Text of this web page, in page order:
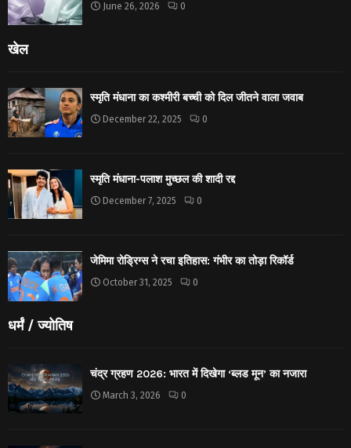
June 26, 2026 0
खेल
स्मृति मंधाना का कश्मीरी बच्ची को दिल जीतने वाला जवाब
December 22, 2025 0
स्मृति मंधाना-पलाश मुच्छल की शादी रद्द
December 7, 2025 0
जेमिमा रोड्रिग्स ने रचा इतिहास: गंभीर का तोड़ा रिकॉर्ड
October 31, 2025 0
धर्मं / ज्योतिष
चंद्र ग्रहण 2026: भारत में दिखेगा ‘ब्लड मून’ का नजारा
March 3, 2026 0